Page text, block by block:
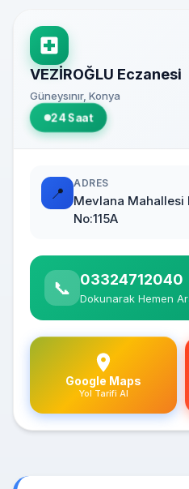
VEZİROĞLU Eczanesi
Güneysınır, Konya
24 Saat
📍
ADRES
Mevlana Mahallesi
No:115A
📞 03324712040
Dokunarak Hemen
Google Maps
Yol Tarifi Al